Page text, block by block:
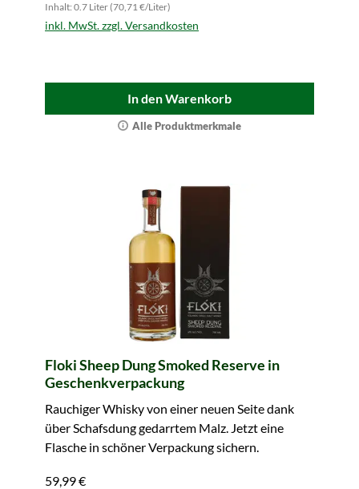
Inhalt: 0.7 Liter (70,71 €/Liter)
inkl. MwSt. zzgl. Versandkosten
In den Warenkorb
Alle Produktmerkmale
Floki Sheep Dung Smoked Reserve in
Geschenkverpackung
Rauchiger Whisky von einer neuen Seite dank
über Schafsdung gedarrtem Malz. Jetzt eine
Flasche in schöner Verpackung sichern.
59,99 €